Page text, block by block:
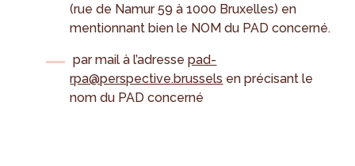
(rue de Namur 59 à 1000 Bruxelles) en
mentionnant bien le NOM du PAD concerné.
par mail à l’adressepad-
rpa@perspective.brussels en précisant le
nom du PAD concerné